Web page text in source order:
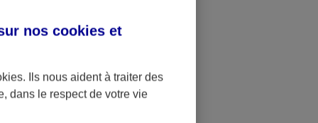
nos cookies et
. Ils nous aident à traiter des
dans le respect de votre vie